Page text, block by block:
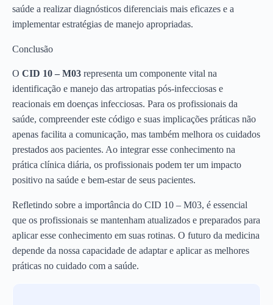
saúde a realizar diagnósticos diferenciais mais eficazes e a
implementar estratégias de manejo apropriadas.
Conclusão
O CID 10 – M03 representa um componente vital na
identificação e manejo das artropatias pós-infecciosas e
reacionais em doenças infecciosas. Para os profissionais da
saúde, compreender este código e suas implicações práticas não
apenas facilita a comunicação, mas também melhora os cuidados
prestados aos pacientes. Ao integrar esse conhecimento na
prática clínica diária, os profissionais podem ter um impacto
positivo na saúde e bem-estar de seus pacientes.
Refletindo sobre a importância do CID 10 – M03, é essencial
que os profissionais se mantenham atualizados e preparados para
aplicar esse conhecimento em suas rotinas. O futuro da medicina
depende da nossa capacidade de adaptar e aplicar as melhores
práticas no cuidado com a saúde.